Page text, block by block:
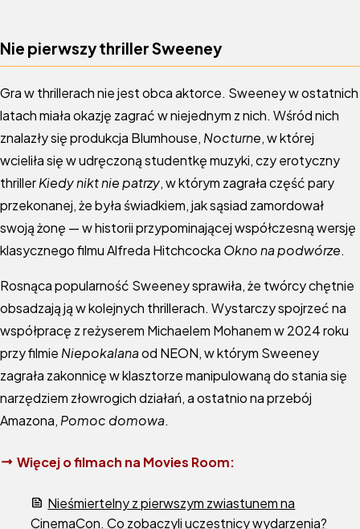
Nie pierwszy thriller Sweeney
Gra w thrillerach nie jest obca aktorce. Sweeney w ostatnich
latach miała okazję zagrać w niejednym z nich. Wśród nich
znalazły się produkcja Blumhouse, Nocturne, w której
wcieliła się w udręczoną studentkę muzyki, czy erotyczny
thrillerKiedy nikt nie patrzy, w którym zagrała część pary
przekonanej, że była świadkiem, jak sąsiad zamordował
swoją żonę — w historii przypominającej współczesną wersję
klasycznego filmu Alfreda Hitchcocka Okno na podwórze.
Rosnąca popularność Sweeney sprawiła, że twórcy chętnie
obsadzają ją w kolejnych thrillerach. Wystarczy spojrzeć na
współpracę z reżyserem Michaelem Mohanem w 2024 roku
przy filmie Niepokalanaod NEON, w którym Sweeney
zagrała zakonnicę w klasztorze manipulowaną do stania się
narzędziem złowrogich działań, a ostatnio na przebój
Amazona, Pomoc domowa.
Więcej o filmach na Movies Room:
Nieśmiertelny z pierwszym zwiastunem na
CinemaCon. Co zobaczyli uczestnicy wydarzenia?